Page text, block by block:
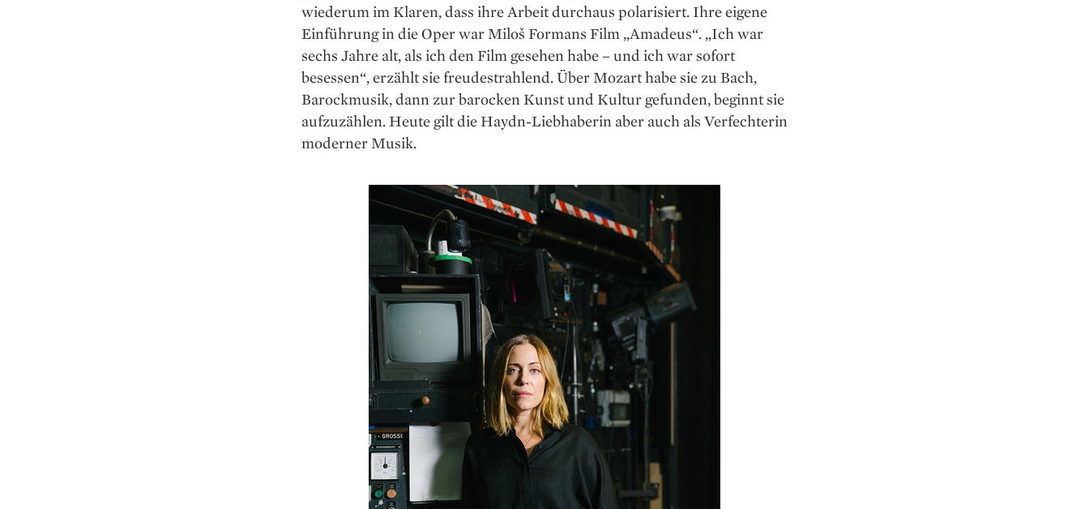
wiederum im Klaren, dass ihre Arbeit durchaus polarisiert. Ihre eigene
Einführung in die Oper war Miloš Formans Film „Amadeus“. „Ich war
sechs Jahre alt, als ich den Film gesehen habe – und ich war sofort
besessen“, erzählt sie freudestrahlend. Über Mozart habe sie zu Bach,
Barockmusik, dann zur barocken Kunst und Kultur gefunden, beginnt sie
aufzuzählen. Heute gilt die Haydn-Liebhaberin aber auch als Verfechterin
moderner Musik.